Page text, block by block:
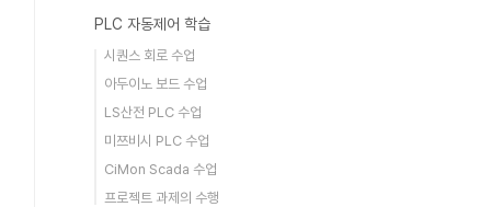
PLC 자동제어 학습
시퀀스 회로 수업
아두이노 보드 수업
LS산전 PLC 수업
미쯔비시 PLC 수업
CiMon Scada 수업
프로젝트 과제의 수행